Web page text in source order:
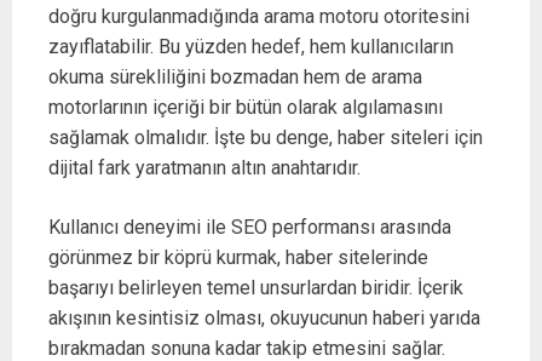
doğru kurgulanmadığında arama motoru otoritesini
zayıflatabilir. Bu yüzden hedef, hem kullanıcıların
okuma sürekliliğini bozmadan hem de arama
motorlarının içeriği bir bütün olarak algılamasını
sağlamak olmalıdır. İşte bu denge, haber siteleri için
dijital fark yaratmanın altın anahtarıdır.
Kullanıcı deneyimi ile SEO performansı arasında
görünmez bir köprü kurmak, haber sitelerinde
başarıyı belirleyen temel unsurlardan biridir. İçerik
akışının kesintisiz olması, okuyucunun haberi yarıda
bırakmadan sonuna kadar takip etmesini sağlar.